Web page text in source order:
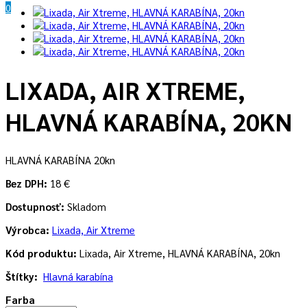
0 0 €
LIXADA, AIR XTREME,
HLAVNÁ KARABÍNA, 20KN
HLAVNÁ KARABÍNA 20kn
Bez DPH: 18 €
Dostupnosť: Skladom
Výrobca: Lixada, Air Xtreme
Kód produktu: Lixada, Air Xtreme, HLAVNÁ KARABÍNA, 20kn
Štítky: Hlavná karabína
Farba